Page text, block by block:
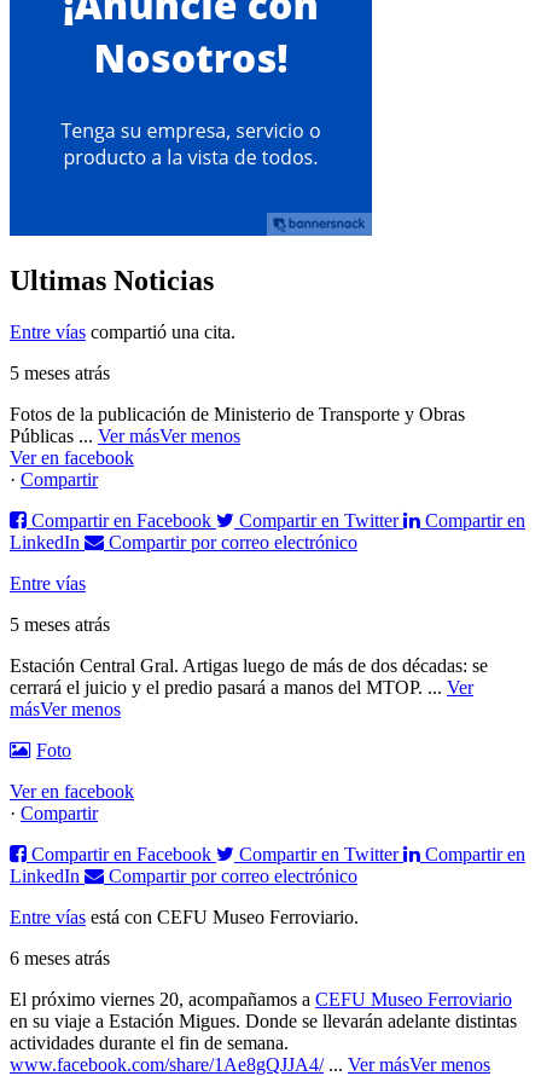
Ultimas Noticias
Entre vías compartió una cita.
5 meses atrás
Fotos de la publicación de Ministerio de Transporte y Obras
Públicas ... Ver másVer menos
Ver en facebook
· Compartir
Compartir en Facebook
Compartir en Twitter
Compartir en
LinkedIn
Compartir por correo electrónico
Entre vías
5 meses atrás
Estación Central Gral. Artigas luego de más de dos décadas: se
cerrará el juicio y el predio pasará a manos del MTOP. ... Ver
másVer menos
Foto
Ver en facebook
· Compartir
Compartir en Facebook
Compartir en Twitter
Compartir en
LinkedIn
Compartir por correo electrónico
Entre vías está con CEFU Museo Ferroviario.
6 meses atrás
El próximo viernes 20, acompañamos a CEFU Museo Ferroviario
en su viaje a Estación Migues. Donde se llevarán adelante distintas
actividades durante el fin de semana.
www.facebook.com/share/1Ae8gQJJA4/ ... Ver másVer menos